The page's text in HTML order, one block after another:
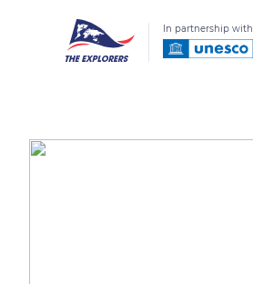
In partnership with